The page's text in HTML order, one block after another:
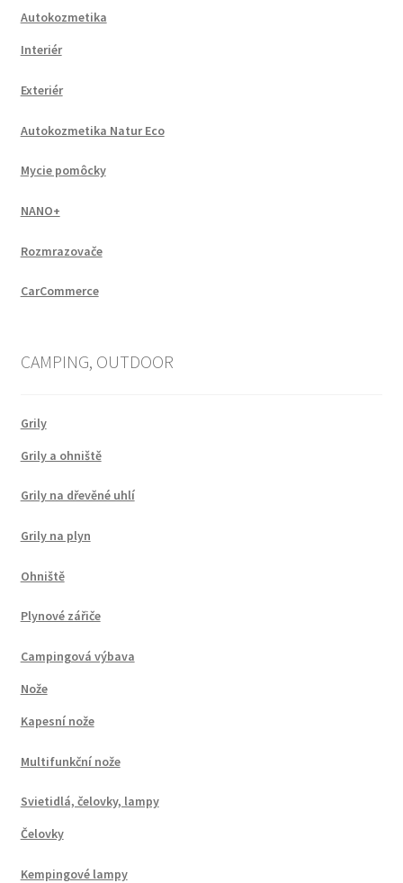
Autokozmetika
Interiér
Exteriér
Autokozmetika Natur Eco
Mycie pomôcky
NANO+
Rozmrazovače
CarCommerce
CAMPING, OUTDOOR
Grily
Grily a ohniště
Grily na dřevěné uhlí
Grily na plyn
Ohniště
Plynové zářiče
Campingová výbava
Nože
Kapesní nože
Multifunkční nože
Svietidlá, čelovky, lampy
Čelovky
Kempingové lampy